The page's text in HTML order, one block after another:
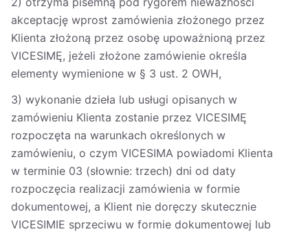
akceptację wprost zamówienia złożonego przez
Klienta złożoną przez osobę upoważnioną przez
VICESIMĘ, jeżeli złożone zamówienie określa
elementy wymienione w § 3 ust. 2 OWH,
3) wykonanie dzieła lub usługi opisanych w
zamówieniu Klienta zostanie przez VICESIMĘ
rozpoczęta na warunkach określonych w
zamówieniu, o czym VICESIMA powiadomi Klienta
w terminie 03 (słownie: trzech) dni od daty
rozpoczęcia realizacji zamówienia w formie
dokumentowej, a Klient nie doręczy skutecznie
VICESIMIE sprzeciwu w formie dokumentowej lub